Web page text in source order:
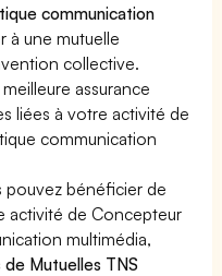
communication
à une mutuelle
collective.
assurance
liées à votre activité de
communication
pouvez bénéficier de
activité de Concepteur
multimédia,
Mutuelles TNS